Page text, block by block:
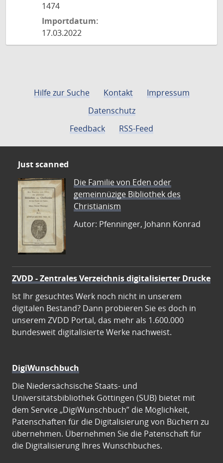
1474
Importdatum:
17.03.2022
Hilfe zur Suche Kontakt
Impressum
Datenschutz
Feedback
RSS-Feed
Just scanned
Die Familie von Eden oder
gemeinnüzige Bibliothek des
Christianism
Autor: Pfenninger, Johann Konrad
ZVDD - Zentrales Verzeichnis digitalisierter Drucke
Ist Ihr gesuchtes Werk noch nicht in unserem
digitalen Bestand? Dann probieren Sie es doch in
unserem ZVDD Portal, das mehr als 1.600.000
bundesweit digitalisierte Werke nachweist.
DigiWunschbuch
Die Niedersächsische Staats- und
Universitätsbibliothek Göttingen (SUB) bietet mit
dem Service „DigiWunschbuch” die Möglichkeit,
Patenschaften für die Digitalisierung von Büchern zu
übernehmen. Übernehmen Sie die Patenschaft für
die Digitalisierung Ihres Wunschbuches.